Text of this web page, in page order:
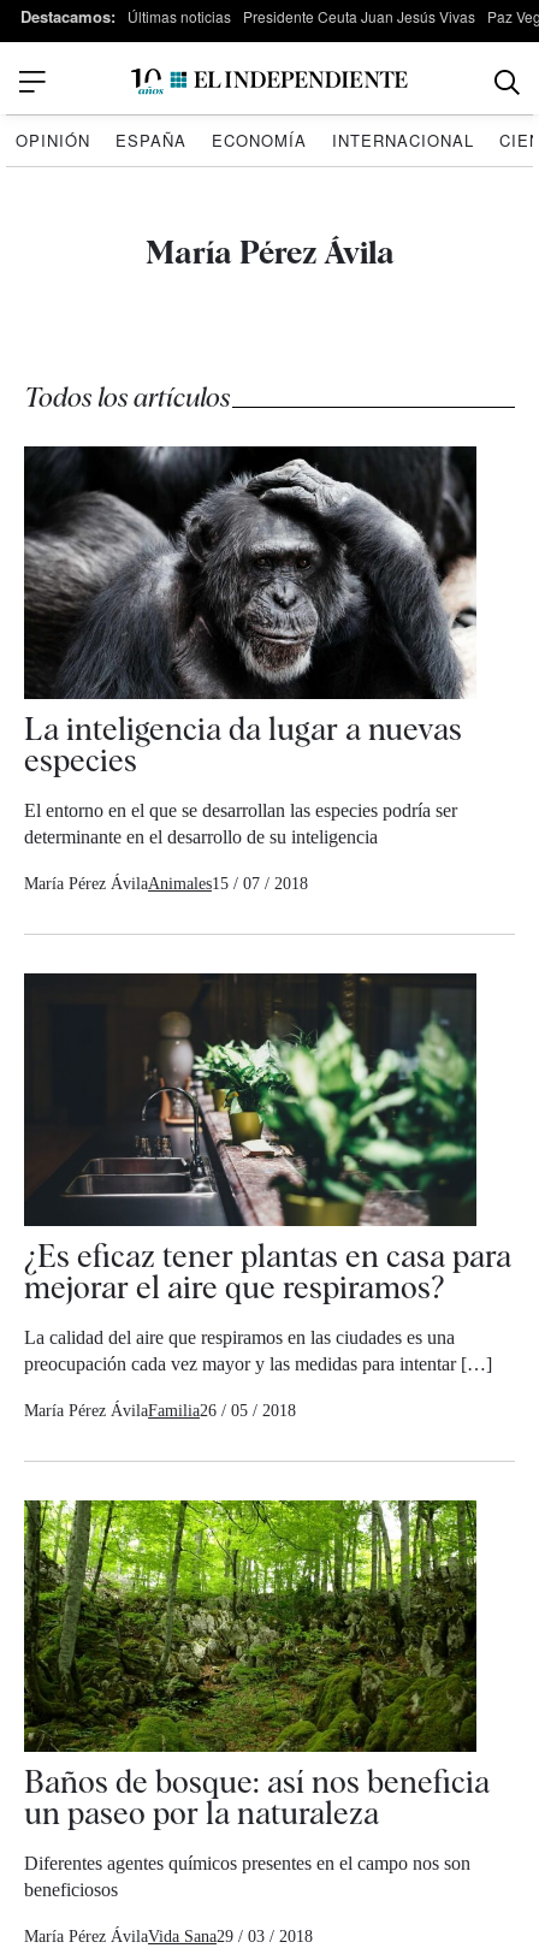
Destacamos: Últimas noticias Presidente Ceuta Juan Jesús Vivas Paz
OPINIÓN ESPAÑA ECONOMÍA INTERNACIONAL
María Pérez Ávila
Todos los artículos
La inteligencia da lugar a nuevas
especies
El entorno en el que se desarrollan las especies podría ser
determinante en el desarrollo de su inteligencia
María Pérez ÁvilaAnimales15 / 07 / 2018
¿Es eficaz tener plantas en casa para
mejorar el aire que respiramos?
La calidad del aire que respiramos en las ciudades es una
preocupación cada vez mayor y las medidas para intentar […]
María Pérez ÁvilaFamilia26 / 05 / 2018
Baños de bosque: así nos beneficia
un paseo por la naturaleza ​
Diferentes agentes químicos presentes en el campo nos son
beneficiosos
María Pérez ÁvilaVida Sana29 / 03 / 2018